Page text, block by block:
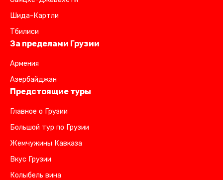
Шида-Картли
Тбилиси
За пределами Грузии
Армения
Азербайджан
Предстоящие туры
Главное о Грузии
Большой тур по Грузии
Жемчужины Кавказа
Вкус Грузии
Колыбель вина